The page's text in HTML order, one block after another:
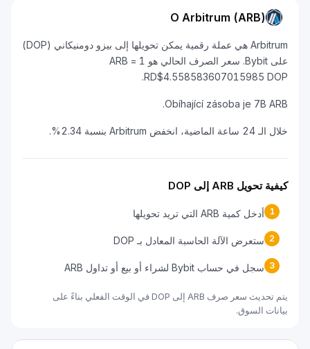
O Arbitrum (ARB)
Arbitrum هي عملة رقمية يمكن تحويلها إلى بيزو دومنيكاني (DOP)
على Bybit. سعر الصرف الحالي هو 1 ARB =
RD$4.558583607015985 DOP.
Obíhající zásoba je 7B ARB.
خلال الـ 24 ساعة الماضية، انخفض Arbitrum بنسبة 2.34%.
كيفية تحويل ARB إلى DOP
1 أدخل كمية ARB التي تريد تحويلها
2 ستعرض الآلة الحاسبة المعادل بـ DOP
3 سجل في حساب Bybit لشراء أو بيع أو تداول ARB
يتم تحديث سعر صرف ARB إلى DOP في الوقت الفعلي بناءً على
بيانات السوق.